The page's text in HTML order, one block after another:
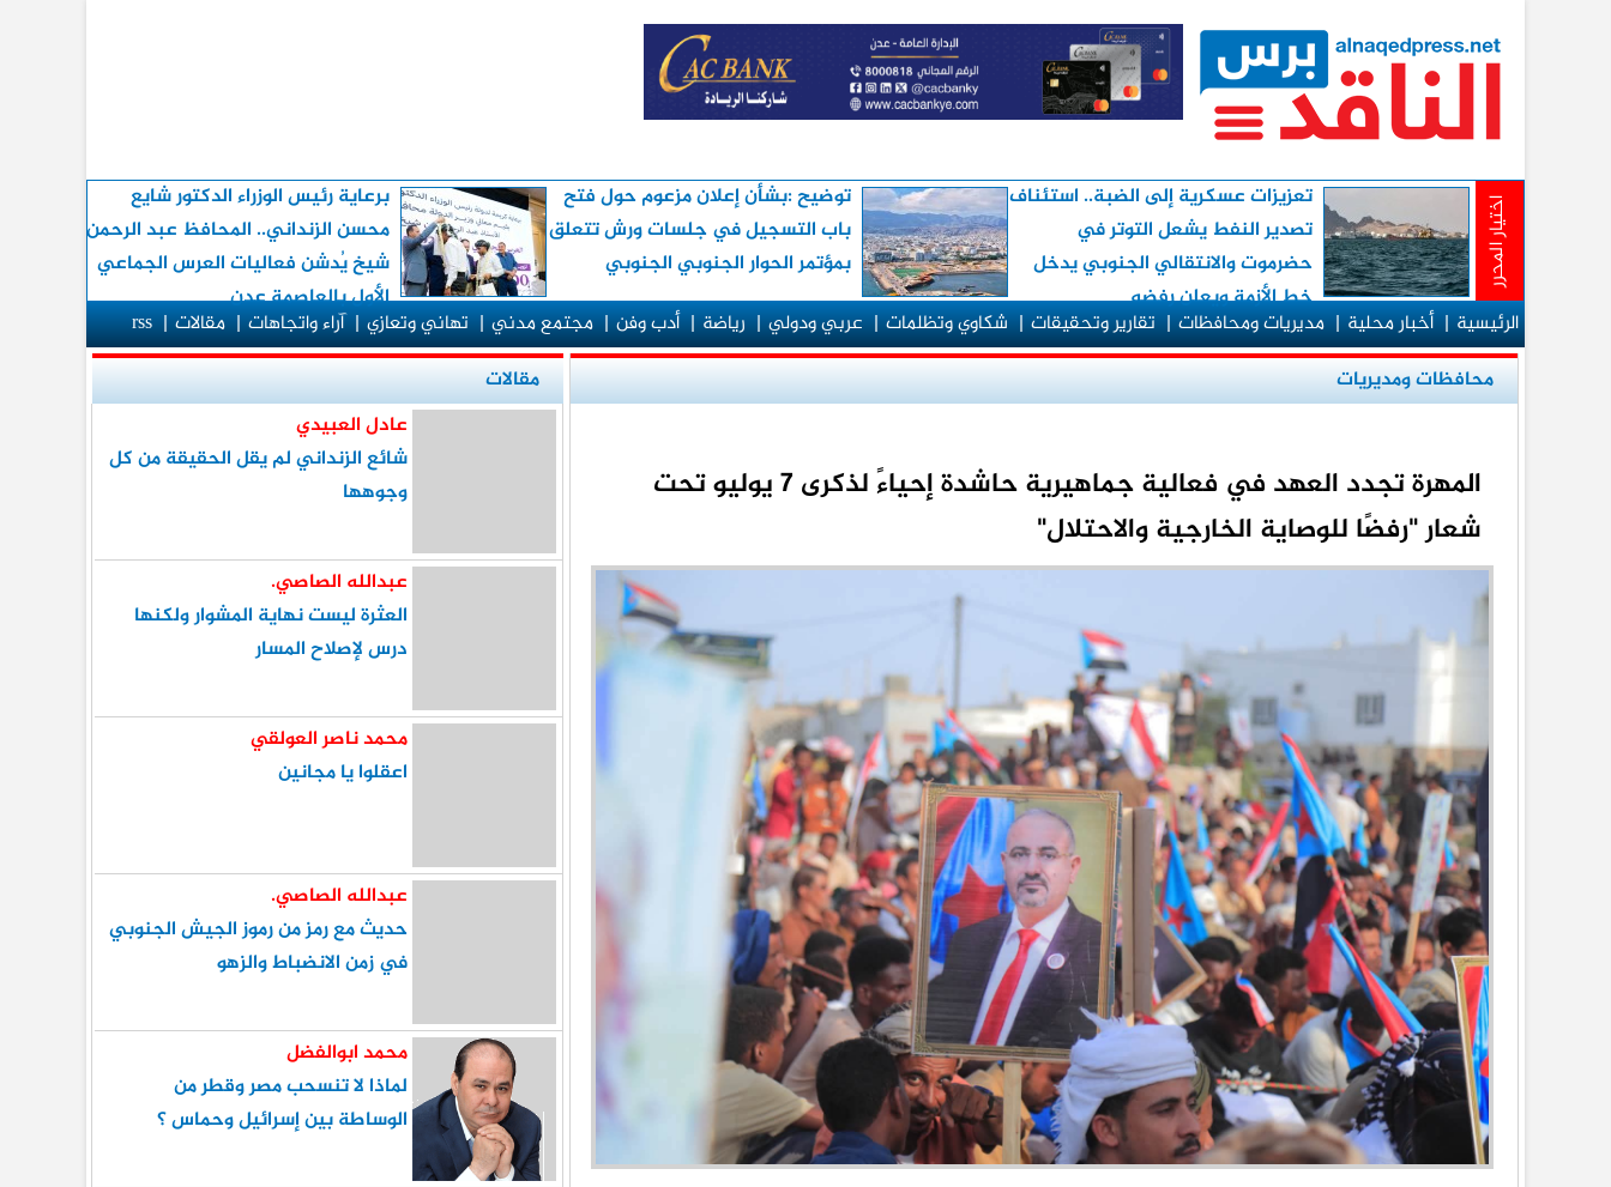
اختيار المحرر
تعزيزات عسكرية إلى الضبة.. استئناف
تصدير النفط يشعل التوتر في
حضرموت والانتقالي الجنوبي يدخل
خط الأزمة ويعلن رفضه
توضيح :بشأن إعلان مزعوم حول فتح
باب التسجيل في جلسات ورش تتعلق
بمؤتمر الحوار الجنوبي الجنوبي
برعاية رئيس الوزراء الدكتور شايع
محسن الزنداني.. المحافظ عبد الرحمن
شيخ يُدشن فعاليات العرس الجماعي
الأول بالعاصمة عدن
الرئيسية|أخبار محلية|مديريات ومحافظات|تقارير وتحقيقات|شكاوي وتظلمات|عربي ودولي|رياضة|أدب وفن|مجتمع مدني|تهاني وتعازي|آراء واتجاهات|مقالات|
rss
مقالات
عادل العبيدي
شائع الزنداني لم يقل الحقيقة من كل
وجوهها
عبدالله الصاصي.
العثرة ليست نهاية المشوار ولكنها
درس لإصلاح المسار
محمد ناصر العولقي
اعقلوا يا مجانين
عبدالله الصاصي.
حديث مع رمز من رموز الجيش الجنوبي
في زمن الانضباط والزهو
محمد ابوالفضل
لماذا لا تنسحب مصر وقطر من
الوساطة بين إسرائيل وحماس ؟
محافظات ومديريات
المهرة تجدد العهد في فعالية جماهيرية حاشدة إحياءً لذكرى 7 يوليو تحت
شعار "رفضًا للوصاية الخارجية والاحتلال"